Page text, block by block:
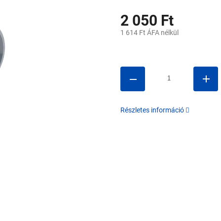
2 050 Ft
1 614 Ft ÁFA nélkül
Részletes információ